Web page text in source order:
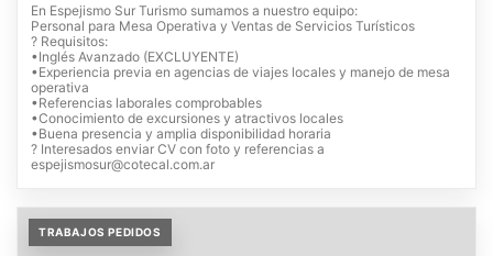
En Espejismo Sur Turismo sumamos a nuestro equipo:
Personal para Mesa Operativa y Ventas de Servicios Turísticos
? Requisitos:
•Inglés Avanzado (EXCLUYENTE)
•Experiencia previa en agencias de viajes locales y manejo de mesa
operativa
•Referencias laborales comprobables
•Conocimiento de excursiones y atractivos locales
•Buena presencia y amplia disponibilidad horaria
? Interesados enviar CV con foto y referencias a
espejismosur@cotecal.com.ar
TRABAJOS PEDIDOS